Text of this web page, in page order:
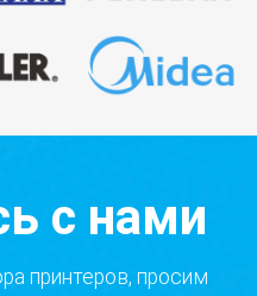
с нами
принтеров, просим